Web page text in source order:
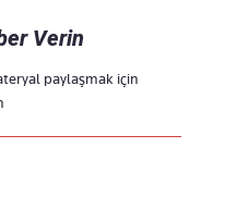
Verin
paylaşmak için